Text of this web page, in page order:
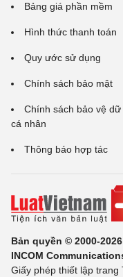
Bảng giá phần mềm
Hình thức thanh toán
Quy ước sử dụng
Chính sách bảo mật
Chính sách bảo vệ dữ
cá nhân
Thông báo hợp tác
Bản quyền © 2000-
INCOM
Giấy phép thiết lập